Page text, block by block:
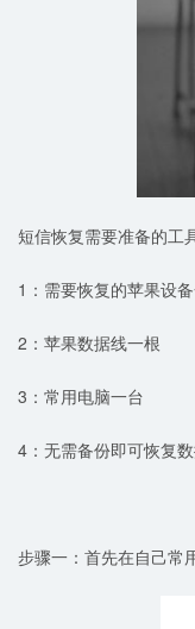
短信恢复需要准备的工
1：需要恢复的苹果设
2：苹果数据线一根
3：常用电脑一台
4：无需备份即可恢复
步骤一：首先在自己常